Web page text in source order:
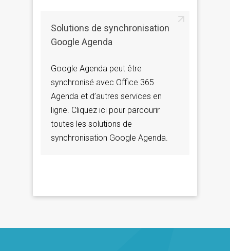
Solutions de synchronisation
Google Agenda
Google Agenda peut être
synchronisé avec Office 365
Agenda et d’autres services en
ligne. Cliquez ici pour parcourir
toutes les solutions de
synchronisation Google Agenda.